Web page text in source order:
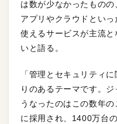
は数が少なかったもの
アプリやクラウドとい
使えるサービスが主流
いと語る。
「管理とセキュリティ
りのあるテーマです。
うなったのはこの数年
に採用され、1400万台